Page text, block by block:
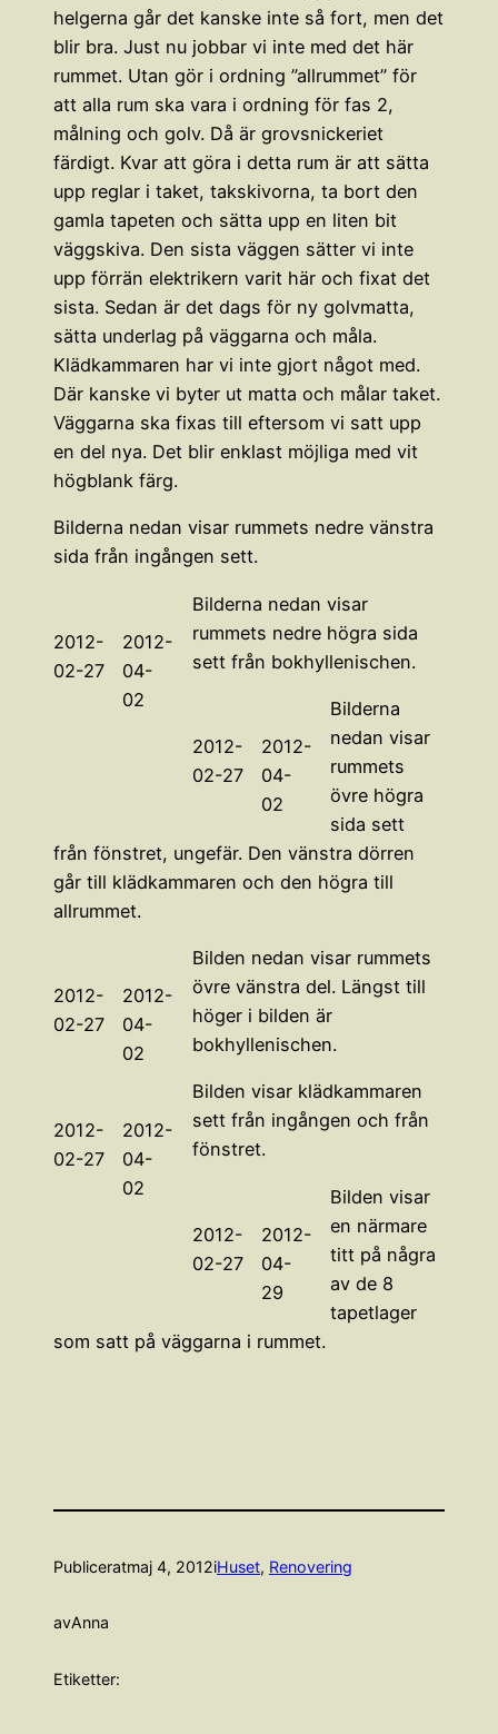
helgerna går det kanske inte så fort, men det
blir bra. Just nu jobbar vi inte med det här
rummet. Utan gör i ordning ”allrummet” för
att alla rum ska vara i ordning för fas 2,
målning och golv. Då är grovsnickeriet
färdigt. Kvar att göra i detta rum är att sätta
upp reglar i taket, takskivorna, ta bort den
gamla tapeten och sätta upp en liten bit
väggskiva. Den sista väggen sätter vi inte
upp förrän elektrikern varit här och fixat det
sista. Sedan är det dags för ny golvmatta,
sätta underlag på väggarna och måla.
Klädkammaren har vi inte gjort något med.
Där kanske vi byter ut matta och målar taket.
Väggarna ska fixas till eftersom vi satt upp
en del nya. Det blir enklast möjliga med vit
högblank färg.
Bilderna nedan visar rummets nedre vänstra
sida från ingången sett.
2012-
02-27
2012-
04-
02
Bilderna nedan visar
rummets nedre högra sida
sett från bokhyllenischen.
2012-
02-27
2012-
04-
02
Bilderna
nedan visar
rummets
övre högra
sida sett
från fönstret, ungefär. Den vänstra dörren
går till klädkammaren och den högra till
allrummet.
2012-
02-27
2012-
04-
02
Bilden nedan visar rummets
övre vänstra del. Längst till
höger i bilden är
bokhyllenischen.
2012-
02-27
2012-
04-
02
Bilden visar klädkammaren
sett från ingången och från
fönstret.
2012-
02-27
2012-
04-
29
Bilden visar
en närmare
titt på några
av de 8
tapetlager
som satt på väggarna i rummet.
Publiceratmaj 4, 2012iHuset, Renovering
avAnna
Etiketter: